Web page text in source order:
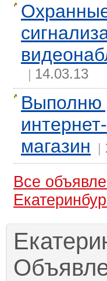
| 14.03.13
Выполню
интернет-
магазин |
Все